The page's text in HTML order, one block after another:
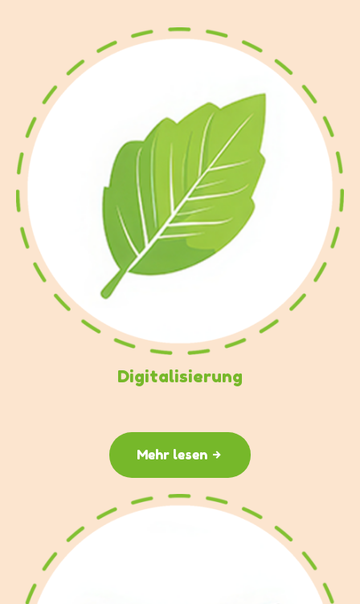
Digitalisierung
Mehr lesen